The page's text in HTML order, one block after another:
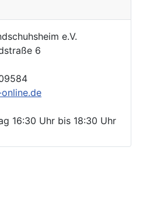
e.V.
6
16:30 Uhr bis 18:30 Uhr